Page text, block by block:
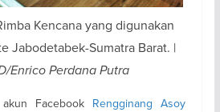
Kencana yang digunakan
Jabodetabek-Sumatra Barat. |
Enrico Perdana Putra
Facebook Rengginang Asoy